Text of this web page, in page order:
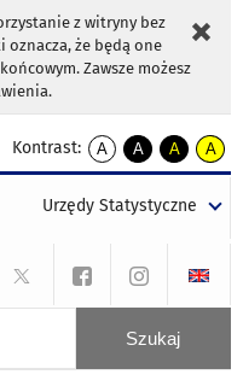
z witryny bez
że będą one
Zawsze możesz
Kontrast:
A
kontrast
A
kontrast
tekst
czarnym
A
kontrast
tekst
czarnym
A
tekst
żółtym
Urzędy Statystyczne